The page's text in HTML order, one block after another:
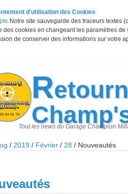
d'utilisation des Cookies
Notre site sauvegarde des traceurs textes
des cookies en changeant les paramètres
de conserver des informations sur votre
R
Tout les news du Garage Champion
2019 Février 28 Nouveautés